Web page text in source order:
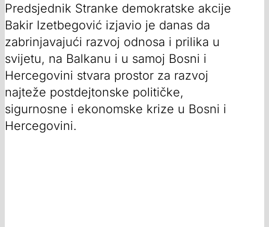
Predsjednik Stranke demokratske akcije
Bakir Izetbegović izjavio je danas da
zabrinjavajući razvoj odnosa i prilika u
svijetu, na Balkanu i u samoj Bosni i
Hercegovini stvara prostor za razvoj
najteže postdejtonske političke,
sigurnosne i ekonomske krize u Bosni i
Hercegovini.